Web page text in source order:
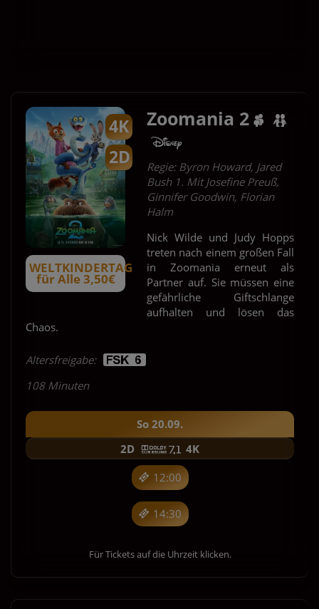
4K
2D
WELTKINDERTAG
für Alle 3,50€
Zoomania 2
Regie: Byron Howard, Jared
Bush 1. Mit Josefine Preuß,
Ginnifer Goodwin, Florian
Halm
Nick Wilde und Judy Hopps
treten nach einem großen Fall
in Zoomania erneut als
Partner auf. Sie müssen eine
gefährliche Giftschlange
aufhalten und lösen das
Chaos.
Altersfreigabe:
108 Minuten
So 20.09.
12:00
14:30
2D 4K
Für Tickets auf die Uhrzeit klicken.